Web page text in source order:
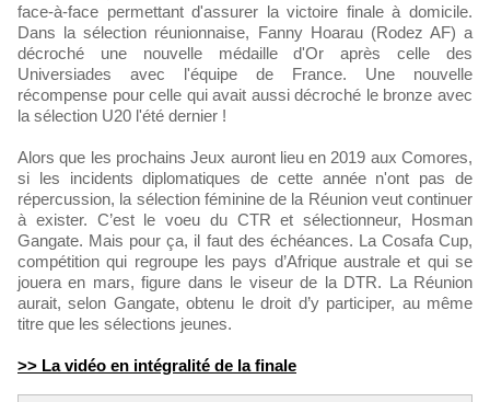
face-à-face permettant d'assurer la victoire finale à domicile.
Dans la sélection réunionnaise, Fanny Hoarau (Rodez AF) a
décroché une nouvelle médaille d'Or après celle des
Universiades avec l'équipe de France. Une nouvelle
récompense pour celle qui avait aussi décroché le bronze avec
la sélection U20 l'été dernier !
Alors que les prochains Jeux auront lieu en 2019 aux Comores,
si les incidents diplomatiques de cette année n'ont pas de
répercussion, la sélection féminine de la Réunion veut continuer
à exister. C’est le voeu du CTR et sélectionneur, Hosman
Gangate. Mais pour ça, il faut des échéances. La Cosafa Cup,
compétition qui regroupe les pays d’Afrique australe et qui se
jouera en mars, figure dans le viseur de la DTR. La Réunion
aurait, selon Gangate, obtenu le droit d’y participer, au même
titre que les sélections jeunes.
>> La vidéo en intégralité de la finale